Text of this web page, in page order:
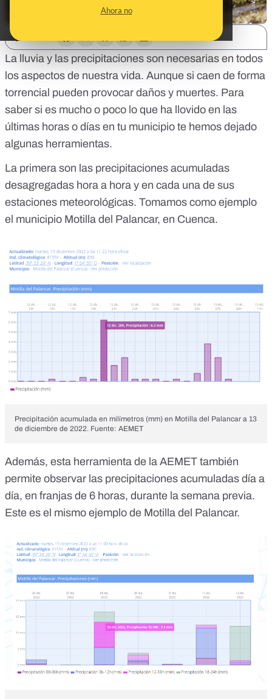
Ahora no
La lluvia y las precipitaciones son necesarias en todos
los aspectos de nuestra vida. Aunque si caen de forma
torrencial pueden provocar daños y muertes. Para
saber si es mucho o poco lo que ha llovido en las
últimas horas o días en tu municipio te hemos dejado
algunas herramientas.
La primera son las precipitaciones acumuladas
desagregadas hora a hora y en cada una de sus
estaciones meteorológicas. Tomamos como ejemplo
el municipio Motilla del Palancar, en Cuenca.
Precipitación acumulada en milímetros (mm) en Motilla del Palancar a 13
de diciembre de 2022. Fuente: AEMET
Además, esta herramienta de la AEMET también
permite observar las precipitaciones acumuladas día a
día, en franjas de 6 horas, durante la semana previa.
Este es el mismo ejemplo de Motilla del Palancar.